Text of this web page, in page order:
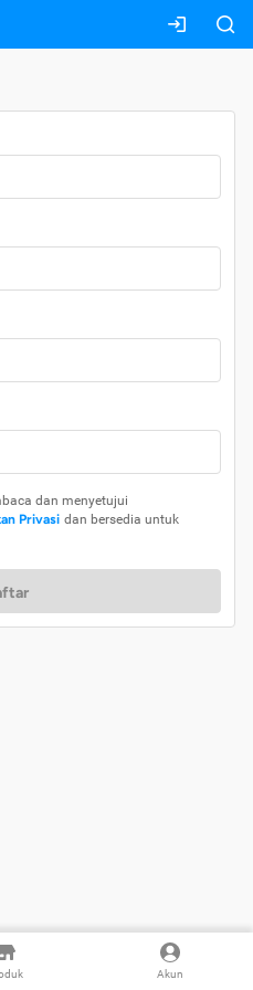
Akun
dan menyetujui
Privasi dan bersedia untuk